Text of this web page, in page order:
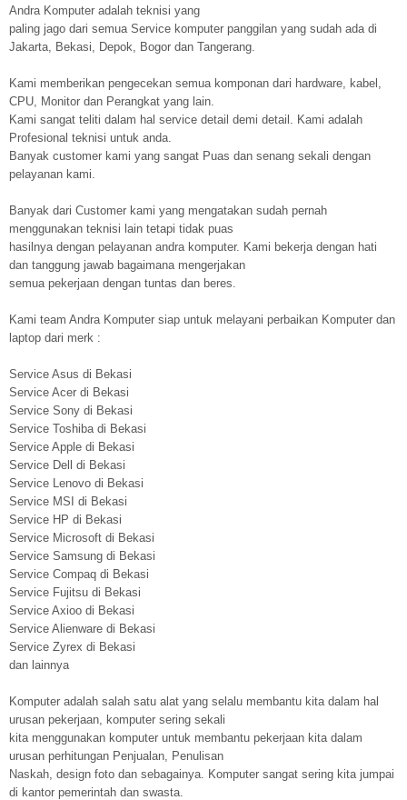
Andra Komputer adalah teknisi yang
paling jago dari semua Service komputer panggilan yang sudah ada di
Jakarta, Bekasi, Depok, Bogor dan Tangerang.
Kami memberikan pengecekan semua komponan dari hardware, kabel,
CPU, Monitor dan Perangkat yang lain.
Kami sangat teliti dalam hal service detail demi detail. Kami adalah
Profesional teknisi untuk anda.
Banyak customer kami yang sangat Puas dan senang sekali dengan
pelayanan kami.
Banyak dari Customer kami yang mengatakan sudah pernah
menggunakan teknisi lain tetapi tidak puas
hasilnya dengan pelayanan andra komputer. Kami bekerja dengan hati
dan tanggung jawab bagaimana mengerjakan
semua pekerjaan dengan tuntas dan beres.
Kami team Andra Komputer siap untuk melayani perbaikan Komputer dan
laptop dari merk :
Service Asus di Bekasi
Service Acer di Bekasi
Service Sony di Bekasi
Service Toshiba di Bekasi
Service Apple di Bekasi
Service Dell di Bekasi
Service Lenovo di Bekasi
Service MSI di Bekasi
Service HP di Bekasi
Service Microsoft di Bekasi
Service Samsung di Bekasi
Service Compaq di Bekasi
Service Fujitsu di Bekasi
Service Axioo di Bekasi
Service Alienware di Bekasi
Service Zyrex di Bekasi
dan lainnya
Komputer adalah salah satu alat yang selalu membantu kita dalam hal
urusan pekerjaan, komputer sering sekali
kita menggunakan komputer untuk membantu pekerjaan kita dalam
urusan perhitungan Penjualan, Penulisan
Naskah, design foto dan sebagainya. Komputer sangat sering kita jumpai
di kantor pemerintah dan swasta.